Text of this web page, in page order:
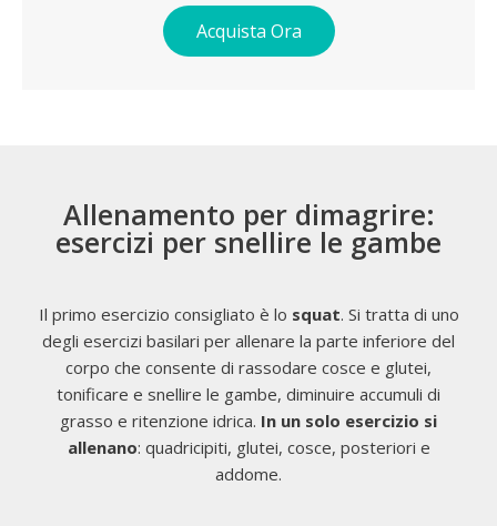
Acquista Ora
Allenamento per dimagrire:
esercizi per snellire le gambe
Il primo esercizio consigliato è lo squat. Si tratta di uno
degli esercizi basilari per allenare la parte inferiore del
corpo che consente di rassodare cosce e glutei,
tonificare e snellire le gambe, diminuire accumuli di
grasso e ritenzione idrica. In un solo esercizio si
allenano: quadricipiti, glutei, cosce, posteriori e
addome.